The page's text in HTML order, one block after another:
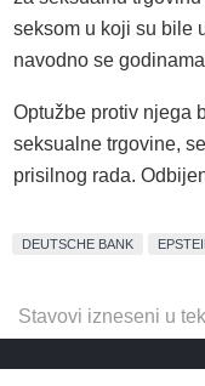
seksom u koji su bile
navodno se
Optužbe protiv njega
seksualne trgovine,
prisilnog rada.
DEUTSCHE BANK
Stavovi izneseni u